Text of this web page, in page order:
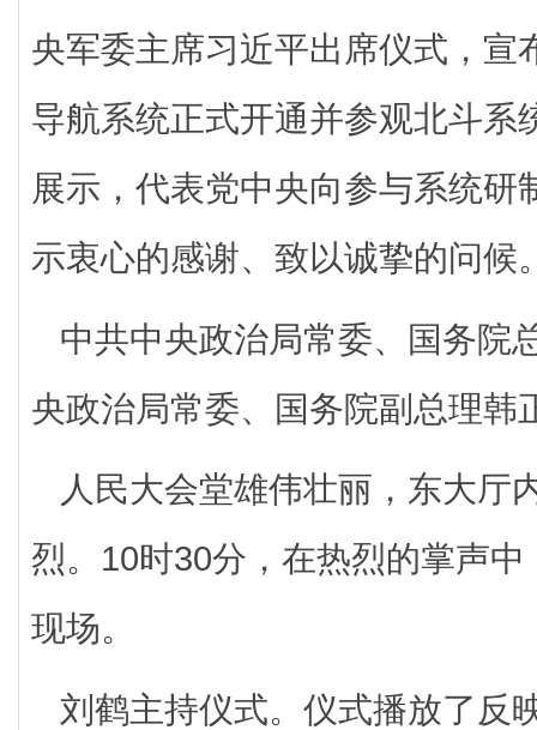
央军委主席习近平出席仪式，宣
导航系统正式开通并参观北斗系
展示，代表党中央向参与系统研
示衷心的感谢、致以诚挚的问候
中共中央政治局常委、国务院
央政治局常委、国务院副总理韩
人民大会堂雄伟壮丽，东大厅
烈。10时30分，在热烈的掌声
现场。
刘鹤主持仪式。仪式播放了反